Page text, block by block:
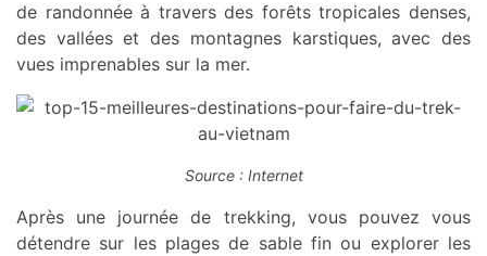
de randonnée à travers des forêts tropicales denses,
des vallées et des montagnes karstiques, avec des
vues imprenables sur la mer.
Source : Internet
Après une journée de trekking, vous pouvez vous
détendre sur les plages de sable fin ou explorer les